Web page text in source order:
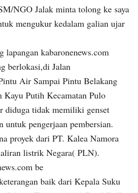
NGO Jalak minta tolong ke saya
mengukur kedalam galian ujar
lapangan kabaronenews.com
berlokasi,di Jalan
Air Sampai Pintu Belakang
Kayu Putih Kecamatan Pulo
diduga tidak memiliki genset
untuk pengerjaan pembersian.
proyek dari PT. Kalea Namora
listrik Negara( PLN).
be
baik dari Kepala Suku